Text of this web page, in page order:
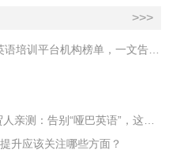
>>>
【16万人的经验贴】2022全球十大英语培训平台机构榜单，一文告诉你
必克英语效果怎么样？2026广东外贸人亲测：告别“哑巴英语”，这才是成年人最高效的自救指南！
升应该关注哪些方面？